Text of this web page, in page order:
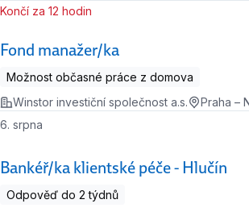
Fond manažer/ka
Končí za 12 hodin
Možnost občasné práce z domova
Winstor investiční společnost a.s.
Praha –
Bankéř/ka klientské péče - Hlučín
6. srpna
Odpověď do 2 týdnů